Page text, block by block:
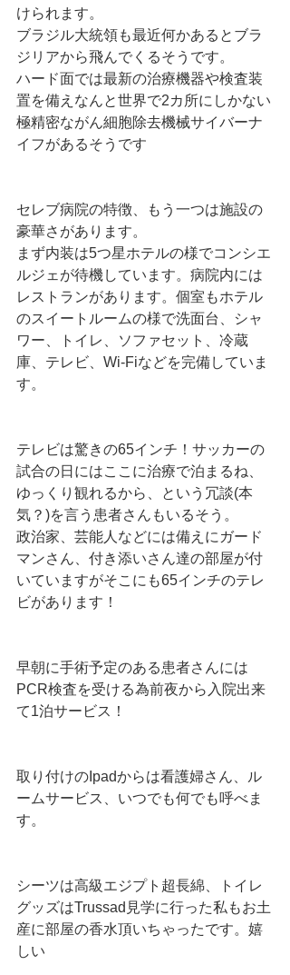
けられます。
ブラジル大統領も最近何かあるとブラ
ジリアから飛んでくるそうです。
ハード面では最新の治療機器や検査装
置を備えなんと世界で2カ所にしかない
極精密ながん細胞除去機械サイバーナ
イフがあるそうです
セレブ病院の特徴、もう一つは施設の
豪華さがあります。
まず内装は5つ星ホテルの様でコンシエ
ルジェが待機しています。病院内には
レストランがあります。個室もホテル
のスイートルームの様で洗面台、シャ
ワー、トイレ、ソファセット、冷蔵
庫、テレビ、Wi-Fiなどを完備していま
す。
テレビは驚きの65インチ！サッカーの
試合の日にはここに治療で泊まるね、
ゆっくり観れるから、という冗談(本
気？)を言う患者さんもいるそう。
政治家、芸能人などには備えにガード
マンさん、付き添いさん達の部屋が付
いていますがそこにも65インチのテレ
ビがあります！
早朝に手術予定のある患者さんには
PCR検査を受ける為前夜から入院出来
て1泊サービス！
取り付けのIpadからは看護婦さん、ル
ームサービス、いつでも何でも呼べま
す。
シーツは高級エジプト超長綿、トイレ
グッズはTrussad見学に行った私もお土
産に部屋の香水頂いちゃったです。嬉
しい